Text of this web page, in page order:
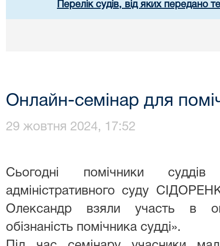
Перелік судів, від яких передано
Онлайн-семінар для
29 жовтня 2024, 17:52
Сьогодні помічники
адміністративного суду
Олександр взяли участь в
обізнаність помічника судді».